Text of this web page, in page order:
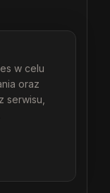
w celu
oraz
serwisu,